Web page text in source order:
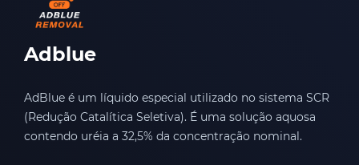
Adblue
AdBlue é um líquido especial utilizado no sistema SCR
(Redução Catalítica Seletiva). É uma solução aquosa
contendo uréia a 32,5% da concentração nominal.